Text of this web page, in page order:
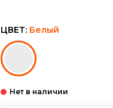
ЦВЕТ: Белый